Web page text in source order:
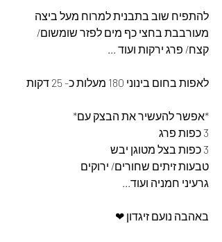
להתפיח שוב בתבנית למרוח מעל ביצה
מעורבבת בחצי כף מים לפזר שומשום/
קצח/ פרג ירקות ועוד ...
לאפות בחום בינוני 180 מעלות כ- 25 דקות
*אפשר להעשיר את הבצק עם*
3 כפות פרג
3 כפות בצל מטוגן יבש
טבעות זיתים שחורים/ ירוקים
גרעיני חמניה ועוד...
באהבה נועם זיגדון ❤